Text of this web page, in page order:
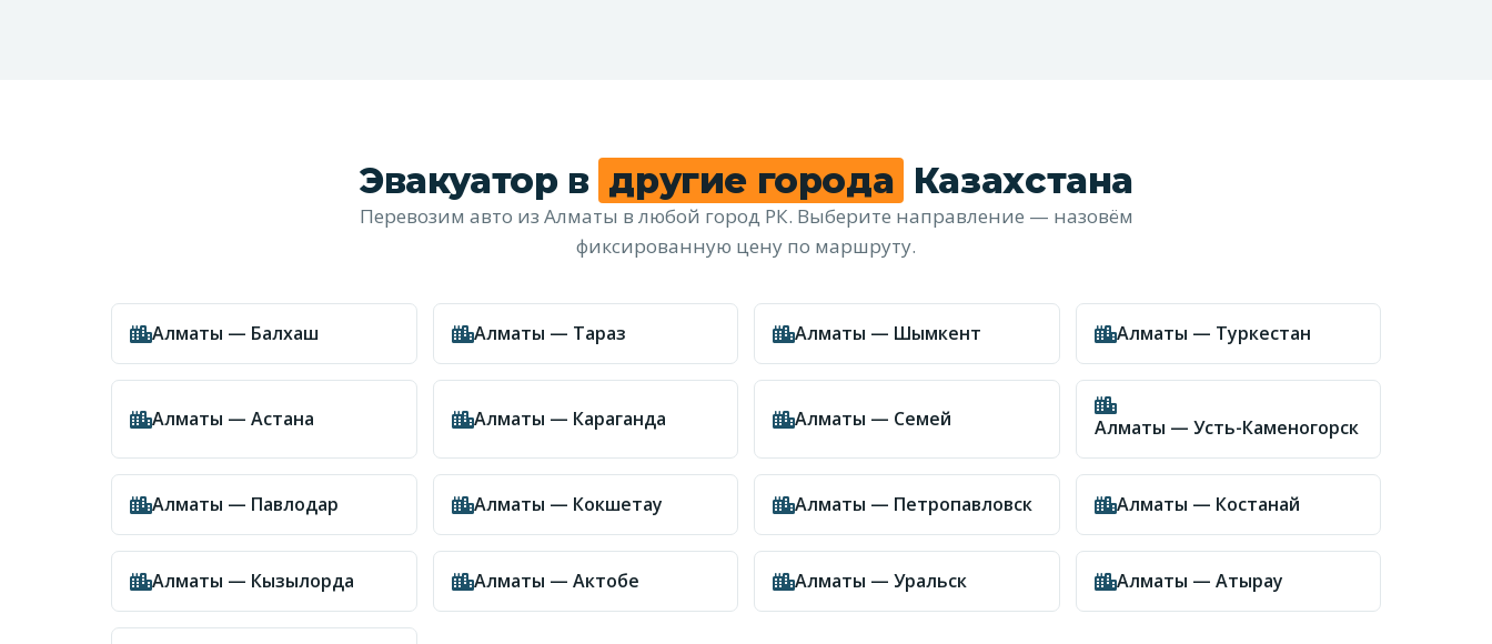
Эвакуатор в другие города Казахстана
Перевозим авто из Алматы в любой город РК. Выберите направление — назовём
фиксированную цену по маршруту.
Алматы — Балхаш Алматы — Тараз Алматы — Шымкент Алматы — Туркестан
Алматы — Астана Алматы — Караганда Алматы — Семей Алматы — Усть-Каменогорск
Алматы — Павлодар Алматы — Кокшетау Алматы — Петропавловск Алматы — Костанай
Алматы — Кызылорда Алматы — Актобе Алматы — Уральск Алматы — Атырау